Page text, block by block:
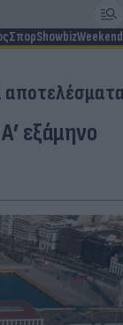
ΣπορShowbizWeekend
εξάμηνο